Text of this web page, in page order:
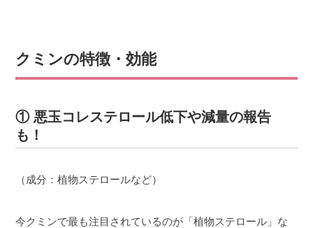
クミンの特徴・効能
① 悪玉コレステロール低下や減量の報告
も！
（成分：植物ステロールなど）
今クミンで最も注目されているのが「植物ステロール」な